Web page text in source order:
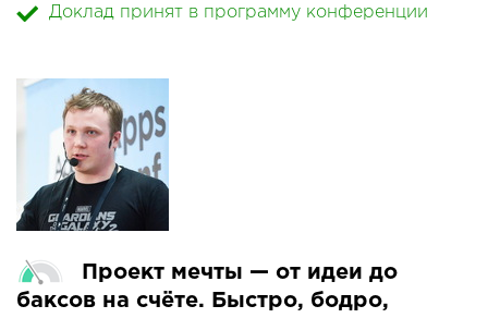
* Какие знания, навыки и уроки пригодились для
Вы получите ответы на любые вопросы, кроме
вышеперечисленных.
Доклад принят в программу конференции
Проект мечты — от идеи до
баксов на счёте. Быстро, бодро,